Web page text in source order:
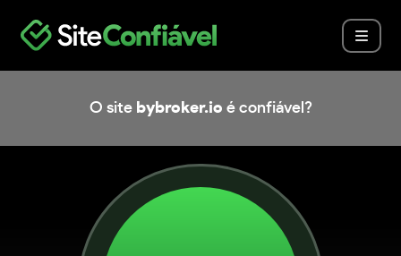
O site bybroker.io é confiável?